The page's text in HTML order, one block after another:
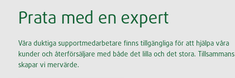
Prata med en expert
Våra duktiga supportmedarbetare finns tillgängliga för att hjälpa våra
kunder och återförsäljare med både det lilla och det stora. Tillsammans
skapar vi mervärde.